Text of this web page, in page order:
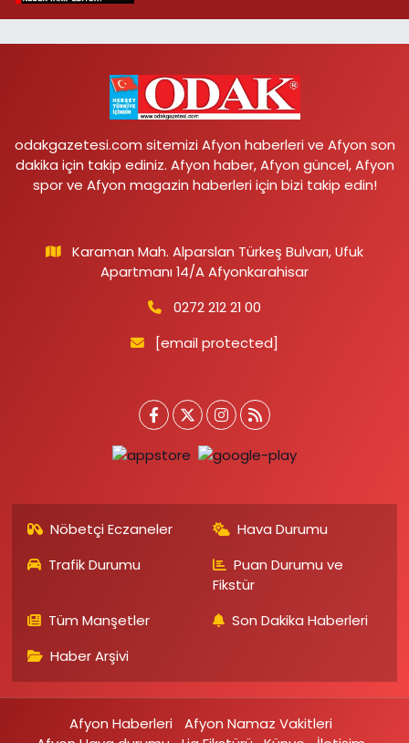
odakgazetesi.com sitemizi Afyon haberleri ve Afyon son
dakika için takip ediniz. Afyon haber, Afyon güncel, Afyon
spor ve Afyon magazin haberleri için bizi takip edin!
Karaman Mah. Alparslan Türkeş Bulvarı, Ufuk
Apartmanı 14/A Afyonkarahisar
0272 212 21 00
[email protected]
Nöbetçi Eczaneler
Hava Durumu
Trafik Durumu
Puan Durumu ve
Fikstür
Tüm Manşetler
Son Dakika Haberleri
Haber Arşivi
Afyon Haberleri
Afyon Namaz Vakitleri